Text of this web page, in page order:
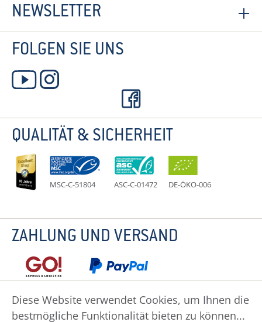
NEWSLETTER
FOLGEN SIE UNS
QUALITÄT & SICHERHEIT
MSC-C-51804 ASC-C-01472 DE-ÖKO-006
ZAHLUNG UND VERSAND
Datenschutz Impressum Widerruf
Diese Website verwendet Cookies, um Ihnen die
bestmögliche Funktionalität bieten zu können...